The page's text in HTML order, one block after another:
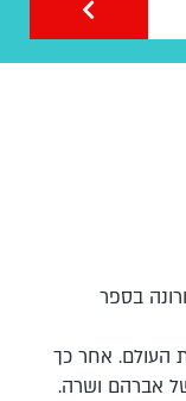
הפרשה ה-12 והאחרונה בספר
העולם. אחר כך
אברהם ושרה.